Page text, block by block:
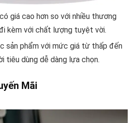
giá cao hơn so với nhiều thương
kèm với chất lượng tuyệt vời.
sản phẩm với mức giá từ thấp đến
tiêu dùng dễ dàng lựa chọn.
Mãi